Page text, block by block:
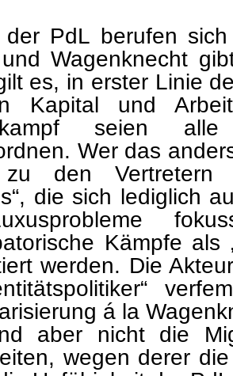
PdL berufen
Wagenknecht
es, in erster Linie
Kapital und
seien
Wer das
den Vertretern
die sich lediglich
Kämpfe als
werden. Die
á la
aber nicht die
wegen derer
Unfähigkeit der